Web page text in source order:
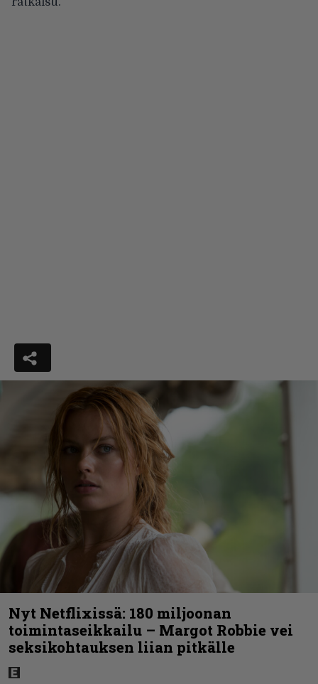
Nyt Netflixissä: 180 miljoonan
toimintaseikkailu – Margot Robbie vei
seksikohtauksen liian pitkälle